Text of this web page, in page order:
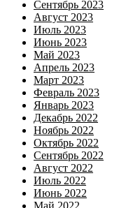
Сентябрь 2023
Август 2023
Июль 2023
Июнь 2023
Май 2023
Апрель 2023
Март 2023
Февраль 2023
Январь 2023
Декабрь 2022
Ноябрь 2022
Октябрь 2022
Сентябрь 2022
Август 2022
Июль 2022
Июнь 2022